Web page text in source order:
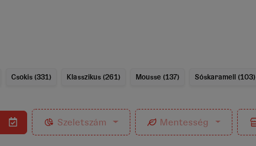
Csokis (331) Klasszikus (261) Mousse (137) Sóskaramell (103)
Szeletszám Mentesség